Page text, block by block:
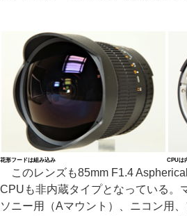
花形フードは組み込み CPUは
このレンズも85mm F1.4
CPUも非内蔵タイプとなっている。
ソニー用（Aマウント）、ニコン用